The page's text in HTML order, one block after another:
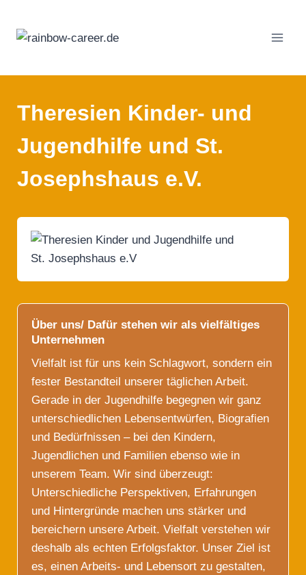
Inhalt
springen
Theresien Kinder- und
Jugendhilfe und St.
Josephshaus e.V.
Über uns/ Dafür stehen wir als vielfältiges
Unternehmen
Vielfalt ist für uns kein Schlagwort, sondern ein
fester Bestandteil unserer täglichen Arbeit.
Gerade in der Jugendhilfe begegnen wir ganz
unterschiedlichen Lebensentwürfen, Biografien
und Bedürfnissen – bei den Kindern,
Jugendlichen und Familien ebenso wie in
unserem Team. Wir sind überzeugt:
Unterschiedliche Perspektiven, Erfahrungen
und Hintergründe machen uns stärker und
bereichern unsere Arbeit. Vielfalt verstehen wir
deshalb als echten Erfolgsfaktor. Unser Ziel ist
es, einen Arbeits- und Lebensort zu gestalten,